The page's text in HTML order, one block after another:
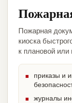
Пожарная
киоска
к плановой или
приказы и
журналы